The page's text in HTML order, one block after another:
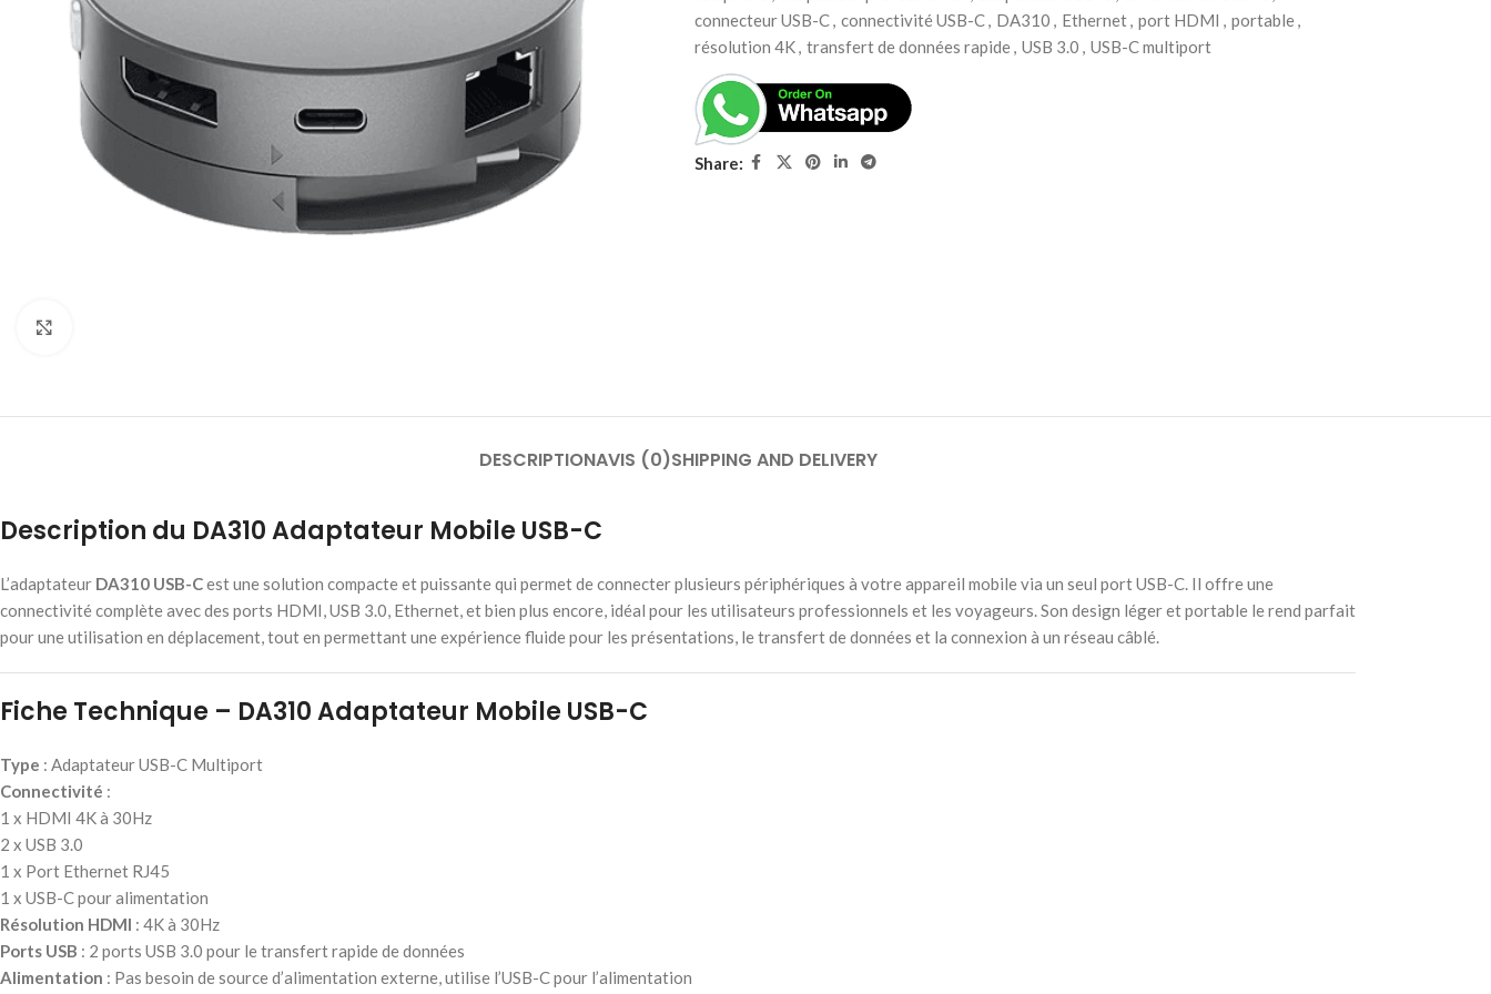
connecteur USB-C, connectivité USB-C, DA310 , Ethernet, port HDMI , portable,
résolution 4K, transfert de données rapide, USB 3.0 , USB-C multiport
Share:
DESCRIPTIONAVIS (0)SHIPPING AND DELIVERY
Description du DA310 Adaptateur Mobile USB-C
L’adaptateur DA310 USB-Cest une solution compacte et puissante qui permet de connecter plusieurs périphériques à votre appareil mobile via un seul port USB-C. Il offre une
connectivité complète avec des ports HDMI, USB 3.0, Ethernet, et bien plus encore, idéal pour les utilisateurs professionnels et les voyageurs. Son design léger et portable le rend parfait
pour une utilisation en déplacement, tout en permettant une expérience fluide pour les présentations, le transfert de données et la connexion à un réseau câblé.
Fiche Technique – DA310 Adaptateur Mobile USB-C
Type : Adaptateur USB-C Multiport
Connectivité :
1 x HDMI 4K à 30Hz
2 x USB 3.0
1 x Port Ethernet RJ45
1 x USB-C pour alimentation
Résolution HDMI : 4K à 30Hz
Ports USB : 2 ports USB 3.0 pour le transfert rapide de données
Alimentation : Pas besoin de source d’alimentation externe, utilise l’USB-C pour l’alimentation